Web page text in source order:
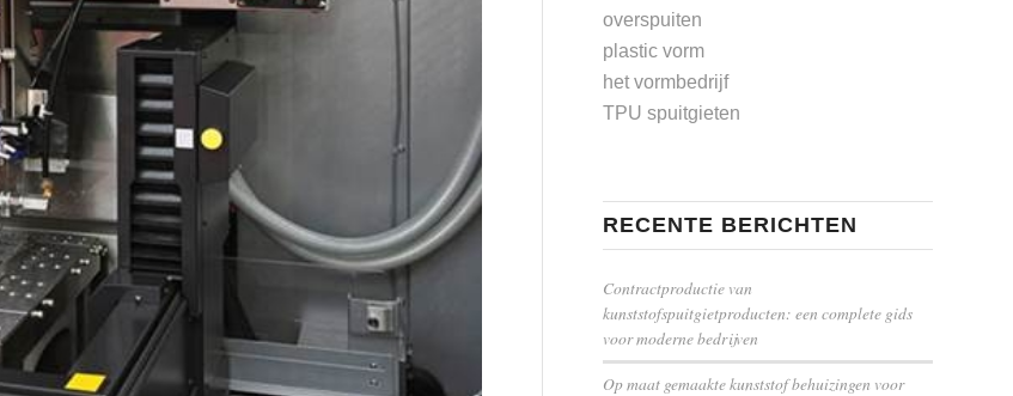
overspuiten
plastic vorm
het vormbedrijf
TPU spuitgieten
RECENTE BERICHTEN
Contractproductie van
kunststofspuitgietproducten: een complete gids
voor moderne bedrijven
Op maat gemaakte kunststof behuizingen voor